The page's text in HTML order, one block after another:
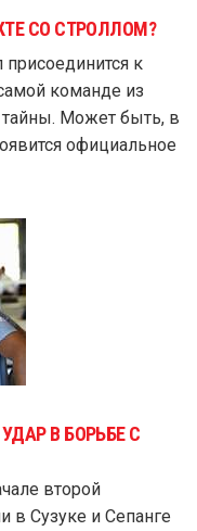
СО СТРОЛЛОМ?
присоединится к
команде из
тайны. Может быть, в
официальное
В БОРЬБЕ С
второй
в Сузуке и Сепанге